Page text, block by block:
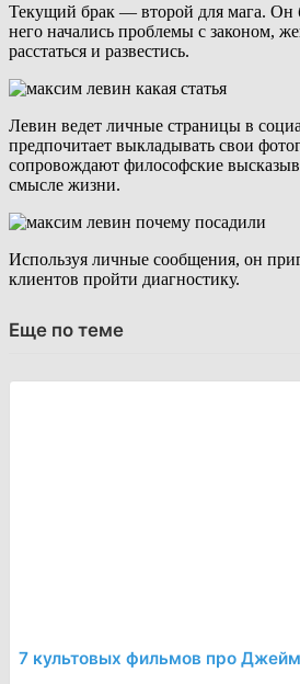
Текущий брак — второй для мага. Он
него начались проблемы с законом,
расстаться и развестись.
Левин ведет личные страницы в
предпочитает выкладывать свои
сопровождают философские
смысле жизни.
Используя личные сообщения, он
клиентов пройти диагностику.
Еще по теме
7 культовых фильмов про